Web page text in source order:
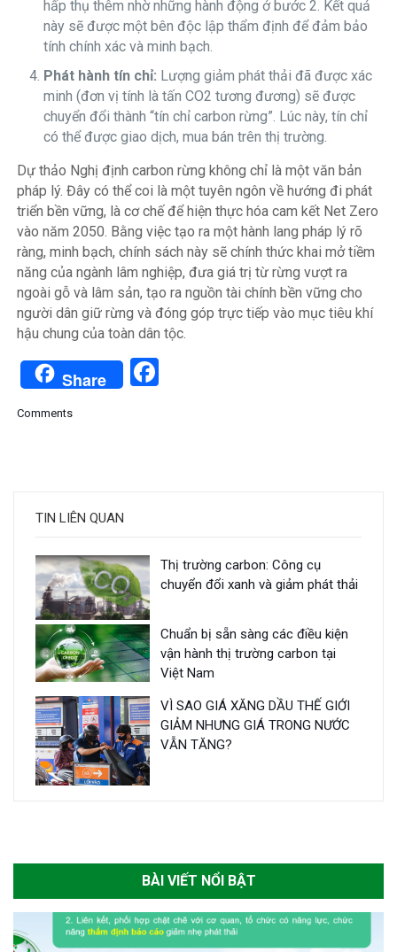
hấp thụ thêm nhờ những hành động ở bước 2. Kết quả
này sẽ được một bên độc lập thẩm định để đảm bảo
tính chính xác và minh bạch.
Phát hành tín chỉ: Lượng giảm phát thải đã được xác
minh (đơn vị tính là tấnCO2 tương đương) sẽ được
chuyển đổi thành “tín chỉ carbon rừng”. Lúc này, tín chỉ
có thể được giao dịch, mua bán trên thị trường.
Dự thảo Nghị định carbon rừng không chỉ là một văn bản
pháp lý. Đây có thể coi là một tuyên ngôn về hướng đi phát
triển bền vững, là cơ chế để hiện thực hóa cam kết Net Zero
vào năm 2050. Bằng việc tạo ra một hành lang pháp lý rõ
ràng, minh bạch, chính sách này sẽ chính thức khai mở tiềm
năng của ngành lâm nghiệp, đưa giá trị từ rừng vượt ra
ngoài gỗ và lâm sản, tạo ra nguồn tài chính bền vững cho
người dân giữ rừng và đóng góp trực tiếp vào mục tiêu khí
hậu chung của toàn dân tộc.
Share
Comments
TIN LIÊN QUAN
Thị trường carbon: Công cụ
chuyển đổi xanh và giảm phát thải
Chuẩn bị sẵn sàng các điều kiện
vận hành thị trường carbon tại
Việt Nam
VÌ SAO GIÁ XĂNG DẦU THẾ GIỚI
GIẢM NHƯNG GIÁ TRONG NƯỚC
VẪN TĂNG?
BÀI VIẾT NỔI BẬT